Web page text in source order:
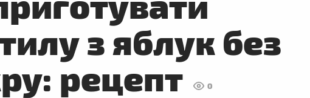
з яблук без
рецепт
0